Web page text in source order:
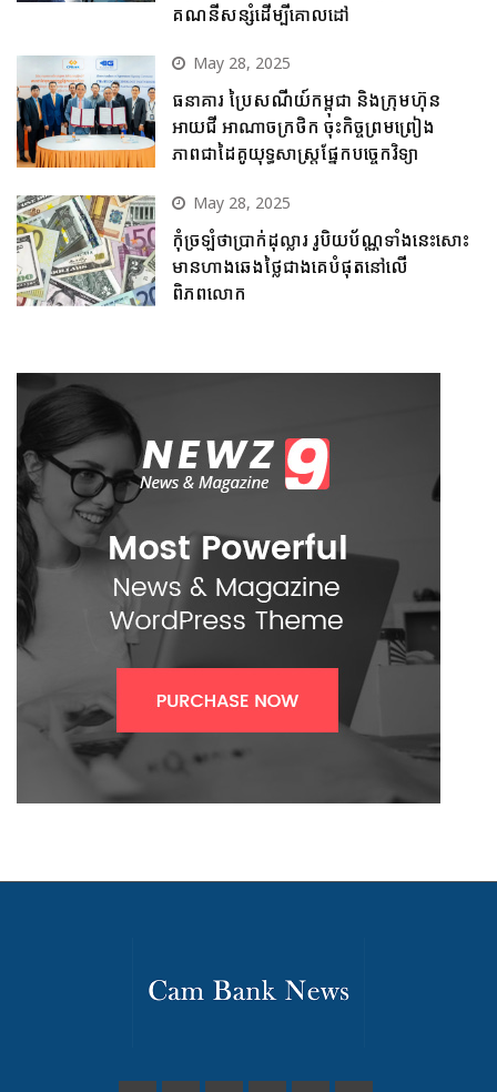
គណនីសន្សំដើម្បីគោលដៅ
May 28, 2025
ធនាគារ ប្រៃសណីយ៍កម្ពុជា និងក្រុមហ៊ុន
អាយជី អាណាចក្រថិក ចុះកិច្ចព្រមព្រៀង
ភាពជាដៃគូយុទ្ធសាស្ត្រផ្នែកបច្ចេកវិទ្យា
May 28, 2025
កុំច្រឡំថាប្រាក់ដុល្លារ រូបិយប័ណ្ណទាំងនេះសោះ
មានហាងឆេងថ្លៃជាងគេបំផុតនៅលើ
ពិភពលោក